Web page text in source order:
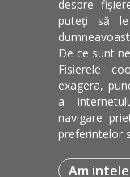
despre
puteţi să
De ce sunt
Fisierele
exagera,
a
navigare
preferintelor
Am
Facultatea de